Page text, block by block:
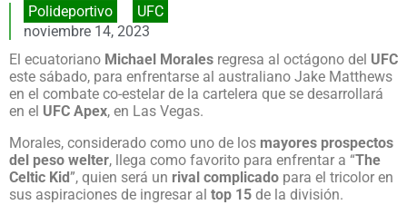
Polideportivo
UFC
noviembre 14, 2023
El ecuatoriano Michael Morales regresa al octágono del UFC
este sábado, para enfrentarse al australiano Jake Matthews
en el combate co-estelar de la cartelera que se desarrollará
en el UFC Apex, en Las Vegas.
Morales, considerado como uno de los mayores prospectos
del peso welter, llega como favorito para enfrentar a “The
Celtic Kid”, quien será un rival complicado para el tricolor en
sus aspiraciones de ingresar al top 15 de la división.